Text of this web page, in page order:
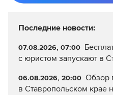
Последние новости:
07.08.2026, 07:00
с юристом запускают в
06.08.2026, 20:00 Обзор
в Ставропольском крае